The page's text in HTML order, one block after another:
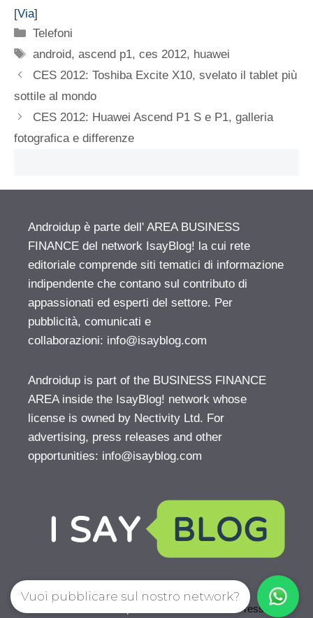
[Via]
Categorie
Telefoni
Tag
android,ascend p1,ces 2012, huawei
CES 2012: Toshiba Excite X10, svelato il tablet più
sottile al mondo
CES 2012: Huawei Ascend P1 S e P1, galleria
fotografica e differenze
Androidup è parte dell' AREA BUSINESS
FINANCE del network IsayBlog! la cui rete
editoriale comprende siti tematici di informazione
indipendente che contano sul contributo di
appassionati ed esperti del settore. Per
pubblicità, comunicati e
collaborazioni: info@isayblog.com
Androidup is part of the BUSINESS FINANCE
AREA inside the IsayBlog! network whose
license is owned by Nectivity Ltd. For
advertising, press releases and other
opportunities: info@isayblog.com
GeneratePress
Vuoi pubblicare sul nostro network?